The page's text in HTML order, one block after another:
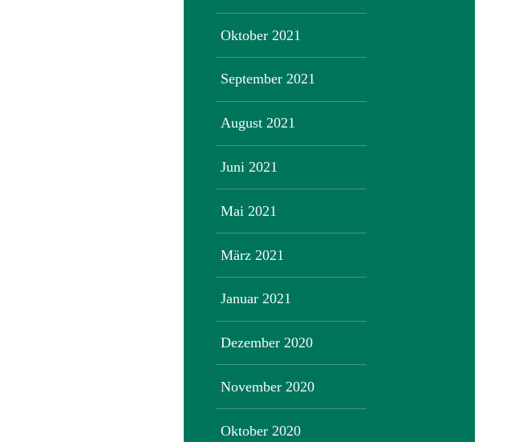
Oktober 2021
September 2021
August 2021
Juni 2021
Mai 2021
März 2021
Januar 2021
Dezember 2020
November 2020
Oktober 2020